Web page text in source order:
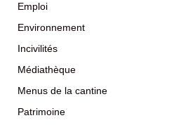
Emploi
Environnement
Incivilités
Médiathèque
Menus de la cantine
Patrimoine